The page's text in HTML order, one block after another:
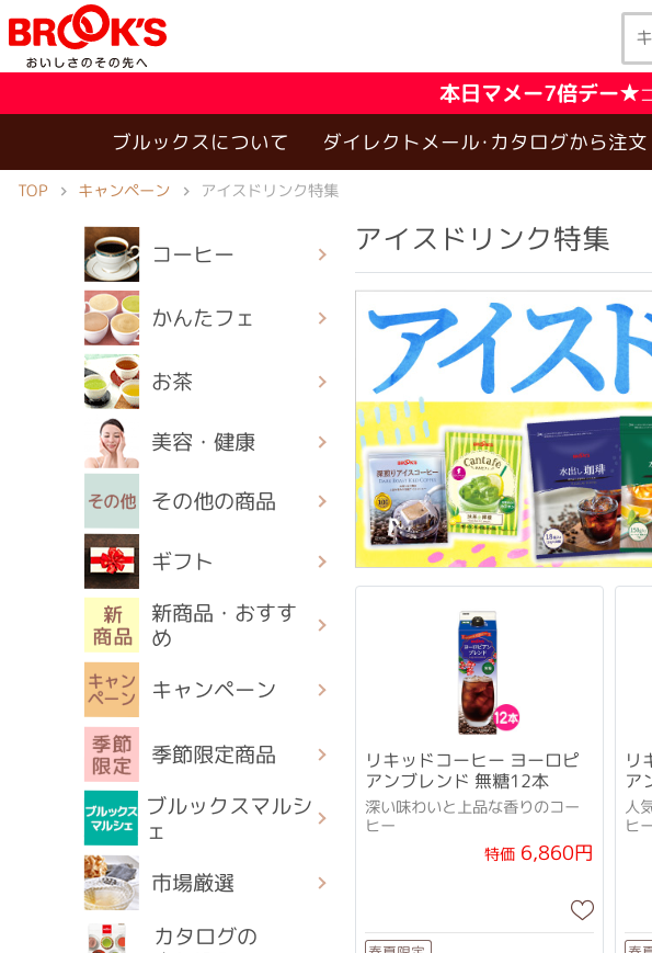
本日マメー7倍デー★
ブルックスについて ダイレクトメール･カタログから注文
TOP キャンペーン アイスドリンク特集
コーヒー
かんたフェ
お茶
美容・健康
その他の商品
ギフト
新商品・おすす
め
キャンペーン
季節限定商品
ブルックスマルシ
ェ
市場厳選
カタログの
アイスドリンク特集
リキッドコーヒー ヨーロピ
アンブレンド 無糖12本
深い味わいと上品な香りのコー
ヒー
特価 6,860円
リ
ア
人
ヒ